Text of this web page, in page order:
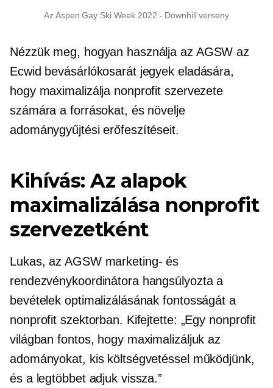
Az Aspen Gay Ski Week 2022 - Downhill verseny
Nézzük meg, hogyan használja az AGSW az
Ecwid bevásárlókosarát jegyek eladására,
hogy maximalizálja nonprofit szervezete
számára a forrásokat, és növelje
adománygyűjtési erőfeszítéseit.
Kihívás: Az alapok
maximalizálása nonprofit
szervezetként
Lukas, az AGSW marketing- és
rendezvénykoordinátora hangsúlyozta a
bevételek optimalizálásának fontosságát a
nonprofit szektorban. Kifejtette: „Egy nonprofit
világban fontos, hogy maximalizáljuk az
adományokat, kis költségvetéssel működjünk,
és a legtöbbet adjuk vissza.”